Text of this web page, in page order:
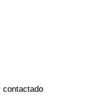
contactado